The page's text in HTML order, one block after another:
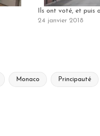
Ils ont voté, et puis
24 janvier 2018
Monaco Principauté